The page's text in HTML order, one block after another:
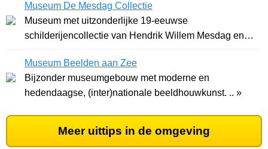
Museum De Mesdag Collectie
Museum met uitzonderlijke 19-eeuwse
schilderijencollectie van Hendrik Willem Mesdag en
Museum Beelden aan Zee
Bijzonder museumgebouw met moderne en
hedendaagse, (inter)nationale beeldhouwkunst. .. »
Meer uittips in de omgeving